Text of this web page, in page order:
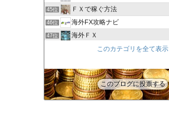
45位 ＦＸで稼ぐ方法
46位 海外FX攻略ナビ
47位 海外ＦＸ
XM口座開設方法2022
このカテゴリを全て表示
このブログに投票する